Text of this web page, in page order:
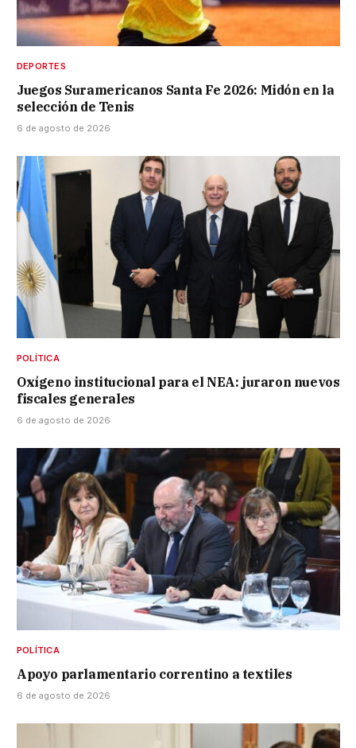
DEPORTES
Juegos Suramericanos Santa Fe 2026: Midón en la
selección de Tenis
6 de agosto de 2026
POLÍTICA
Oxígeno institucional para el NEA: juraron nuevos
fiscales generales
6 de agosto de 2026
POLÍTICA
Apoyo parlamentario correntino a textiles
6 de agosto de 2026